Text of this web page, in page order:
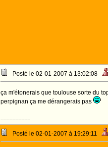
Posté le 02-01-2007 à 13:02:08
ça m'étonerais que toulouse sorte du
perpignan ça me dérangerais pas
--------------------
Posté le 02-01-2007 à 19:29:11